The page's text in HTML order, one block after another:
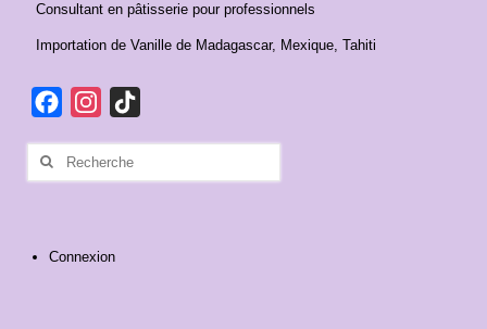
Consultant en pâtisserie pour professionnels
Importation de Vanille de Madagascar, Mexique, Tahiti
FacebookInstagram
Connexion